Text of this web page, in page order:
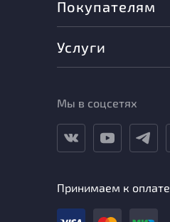
Покупателям
Услуги
Мы в соцсетях
Принимаем к оплате